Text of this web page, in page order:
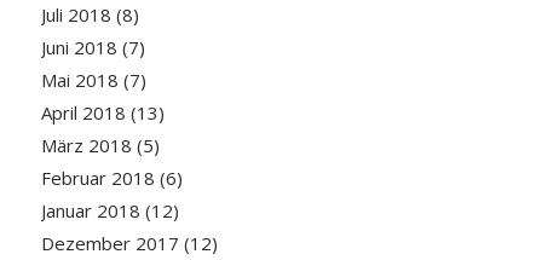
Juli 2018 (8)
Juni 2018 (7)
Mai 2018 (7)
April 2018 (13)
März 2018 (5)
Februar 2018 (6)
Januar 2018 (12)
Dezember 2017 (12)